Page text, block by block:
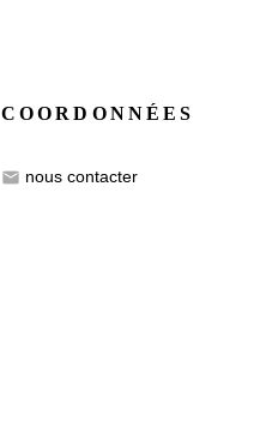
COORDONNÉES
email nous contacter